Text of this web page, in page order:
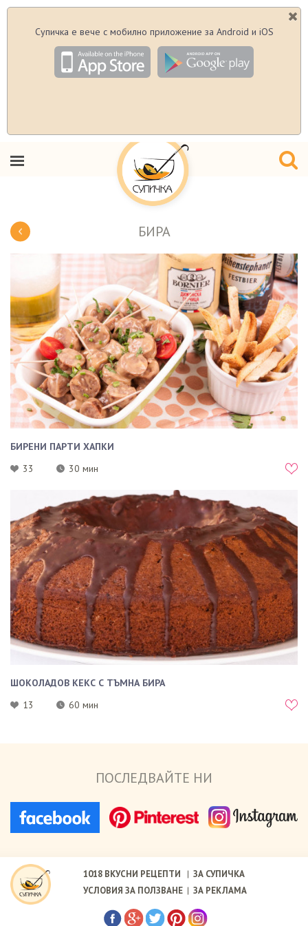
Супичка е вече с мобилно приложение за Android и iOS
БИРА
БИРЕНИ ПАРТИ ХАПКИ
33
30 мин
ШОКОЛАДОВ КЕКС С ТЪМНА БИРА
13
60 мин
ПОСЛЕДВАЙТЕ НИ
1018 ВКУСНИ РЕЦЕПТИ
УСЛОВИЯ ЗА ПОЛЗВАНЕ
ЗА СУПИЧКА
ЗА РЕКЛАМА